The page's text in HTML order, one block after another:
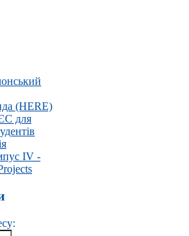
(HERE)
для
IV -